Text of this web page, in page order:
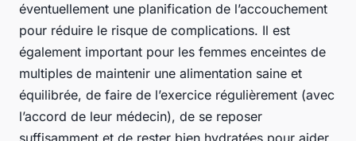
éventuellement une planification de l’accouchement
pour réduire le risque de complications. Il est
également important pour les femmes enceintes de
multiples de maintenir une alimentation saine et
équilibrée, de faire de l’exercice régulièrement (avec
l’accord de leur médecin), de se reposer